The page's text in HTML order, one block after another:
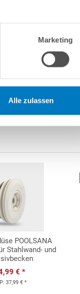
Marketing
Alle zulassen
POOLSANA
Stahlwand- und
€ *
37,99 € *